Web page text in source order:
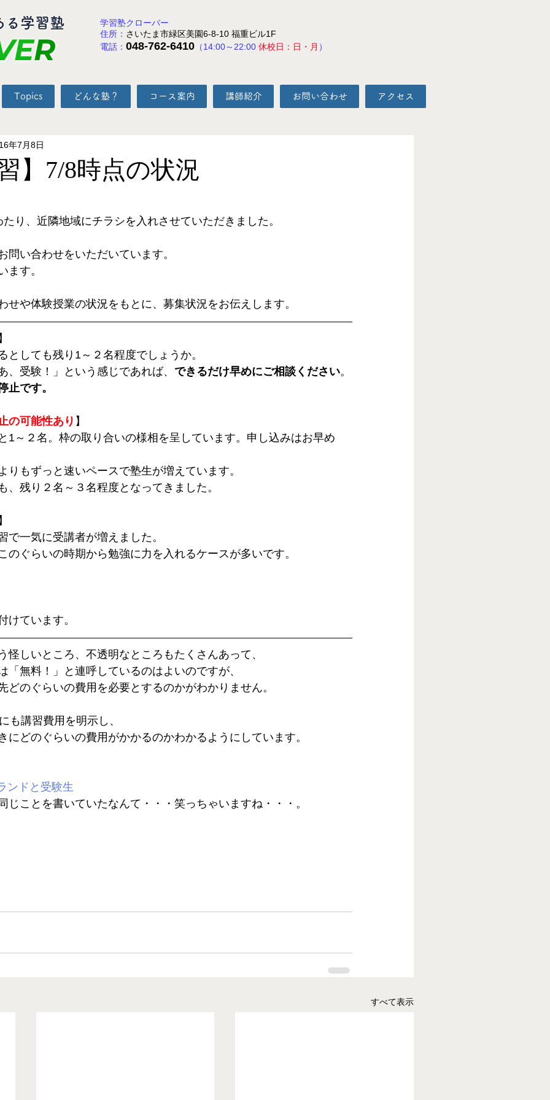
る学習塾
R
学習塾クローバー
住所： さいたま市緑区美園6-8-10 福重ビル1F
電話： 048-762-6410 （14:00～22:00 休校日：日・月 ）
Topics どんな塾？ コース案内 講師紹介 お問い合わせ アクセス
】7/8時点の状況
年7月8日
り、近隣地域にチラシを入れさせていただきました。
問い合わせをいただいています。
ます。
せや体験授業の状況をもとに、募集状況をお伝えします。
としても残り1～２名程度でしょうか。
、受験！」という感じであれば、 できるだけ早めにご相談ください。
止です。
の可能性あり 】
1～２名。枠の取り合いの様相を呈しています。申し込みはお早め
もずっと速いペースで塾生が増えています。
残り２名～３名程度となってきました。
で一気に受講者が増えました。
のぐらいの時期から勉強に力を入れるケースが多いです。
けています。
怪しいところ、不透明なところもたくさんあって、
「無料！」と連呼しているのはよいのですが、
どのぐらいの費用を必要とするのかがわかりません。
も講習費用を明示し、
にどのぐらいの費用がかかるのかわかるようにしています。
ンドと受験生
じことを書いていたなんて・・・笑っちゃいますね・・・。
すべて表示